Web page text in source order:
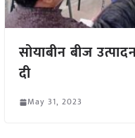
सोयाबीन बीज
दी
May 31, 2023